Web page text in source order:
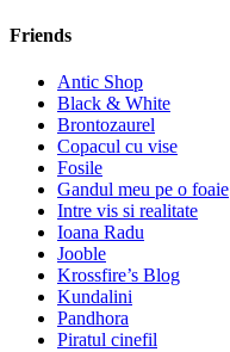
Friends
Antic Shop
Black & White
Brontozaurel
Copacul cu vise
Fosile
Gandul meu pe o foaie
Intre vis si realitate
Ioana Radu
Jooble
Krossfire’s Blog
Kundalini
Pandhora
Piratul cinefil